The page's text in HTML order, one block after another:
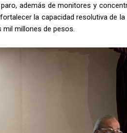
además de monitores y
la capacidad resolutiva de
mil millones de pesos.